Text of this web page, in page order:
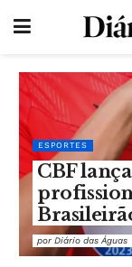
ESPORTES
CBF
por Diário das Águas